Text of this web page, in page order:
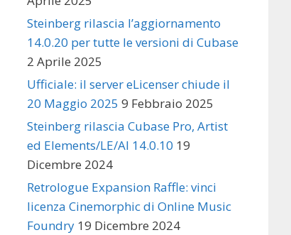
Steinberg rilascia l’aggiornamento
14.0.20 per tutte le versioni di Cubase
2 Aprile 2025
Ufficiale: il server eLicenser chiude il
20 Maggio 2025 9 Febbraio 2025
Steinberg rilascia Cubase Pro, Artist
ed Elements/LE/AI 14.0.10 19
Dicembre 2024
Retrologue Expansion Raffle: vinci
licenza Cinemorphic di Online Music
Foundry 19 Dicembre 2024